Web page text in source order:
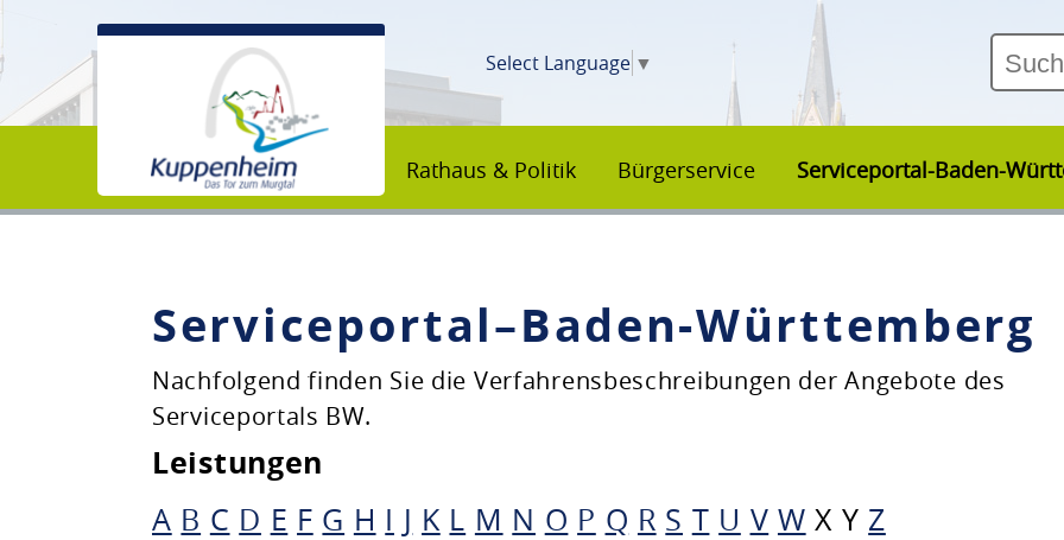
Select Language ▼
Rathaus & Politik Bürgerservice Serviceportal-Baden-
Unsere Stadt
Rathaus & Politik
Serviceportal–Baden-Württemberg
Nachfolgend finden Sie die Verfahrensbeschreibungen der Angebote des
Serviceportals BW.
Leistungen
A B C D E F G H I J K L M N O P Q R S T U V W X Y Z